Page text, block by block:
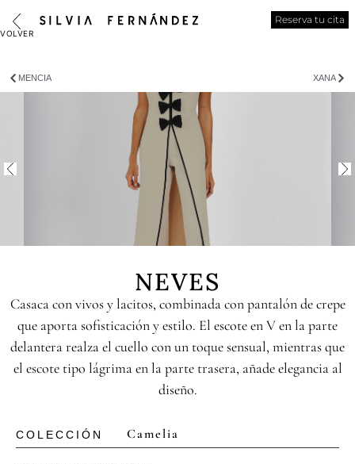
Reserva tu cita
MENCIA XANA
NEVES
Casaca con vivos y lacitos, combinada con pantalón de crepe
que aporta sofisticación y estilo. El escote en V en la parte
delantera realza el cuello con un toque sensual, mientras que
el escote tipo lágrima en la parte trasera, añade elegancia al
diseño.
COLECCIÓN Camelia